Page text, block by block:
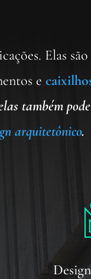
Elas
e
também
arquitetônico.